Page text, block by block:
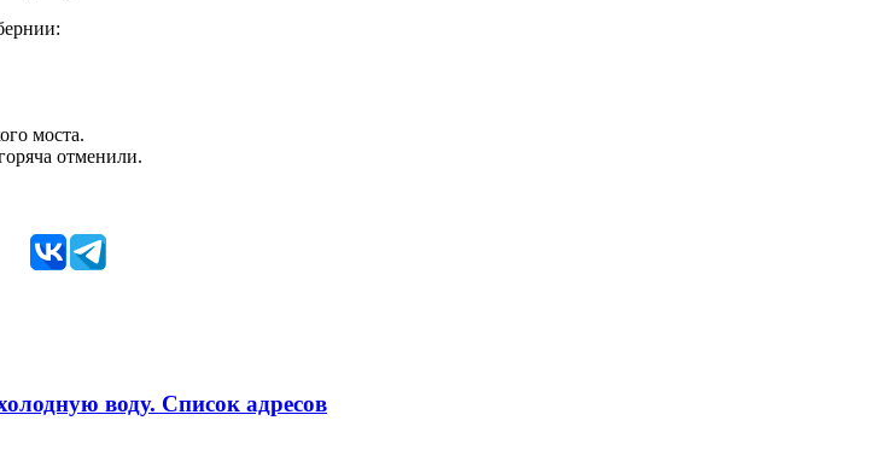
моста.
отменили.
воду. Список адресов